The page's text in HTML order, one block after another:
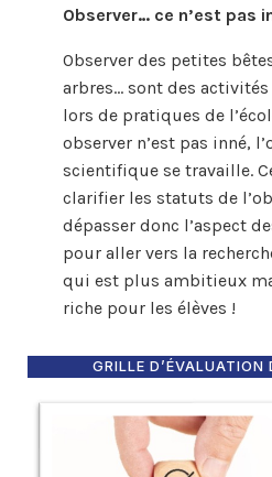
Observer… ce n’est pas
Observer des petites
arbres… sont des
lors de pratiques de
observer n’est pas inné,
scientifique se travaille.
clarifier les statuts de
dépasser donc l’aspect
pour aller vers la
qui est plus ambitieux
riche pour les élèves !
GRILLE D’ÉVALUATION